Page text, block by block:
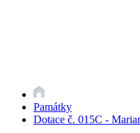
Památky
Dotace č. 015C -